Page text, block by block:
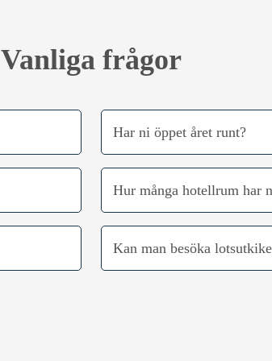
Vanliga frågor
Har ni öppet året runt?
Hur många hotellrum har
Kan man besöka